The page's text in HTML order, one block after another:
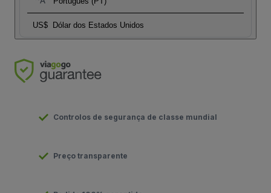
US$ Dólar dos Estados Unidos
Controlos de segurança de classe mundial
Preço transparente